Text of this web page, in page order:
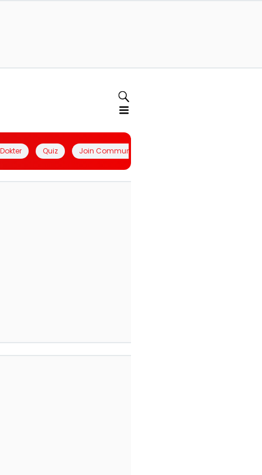
Quiz Join Community